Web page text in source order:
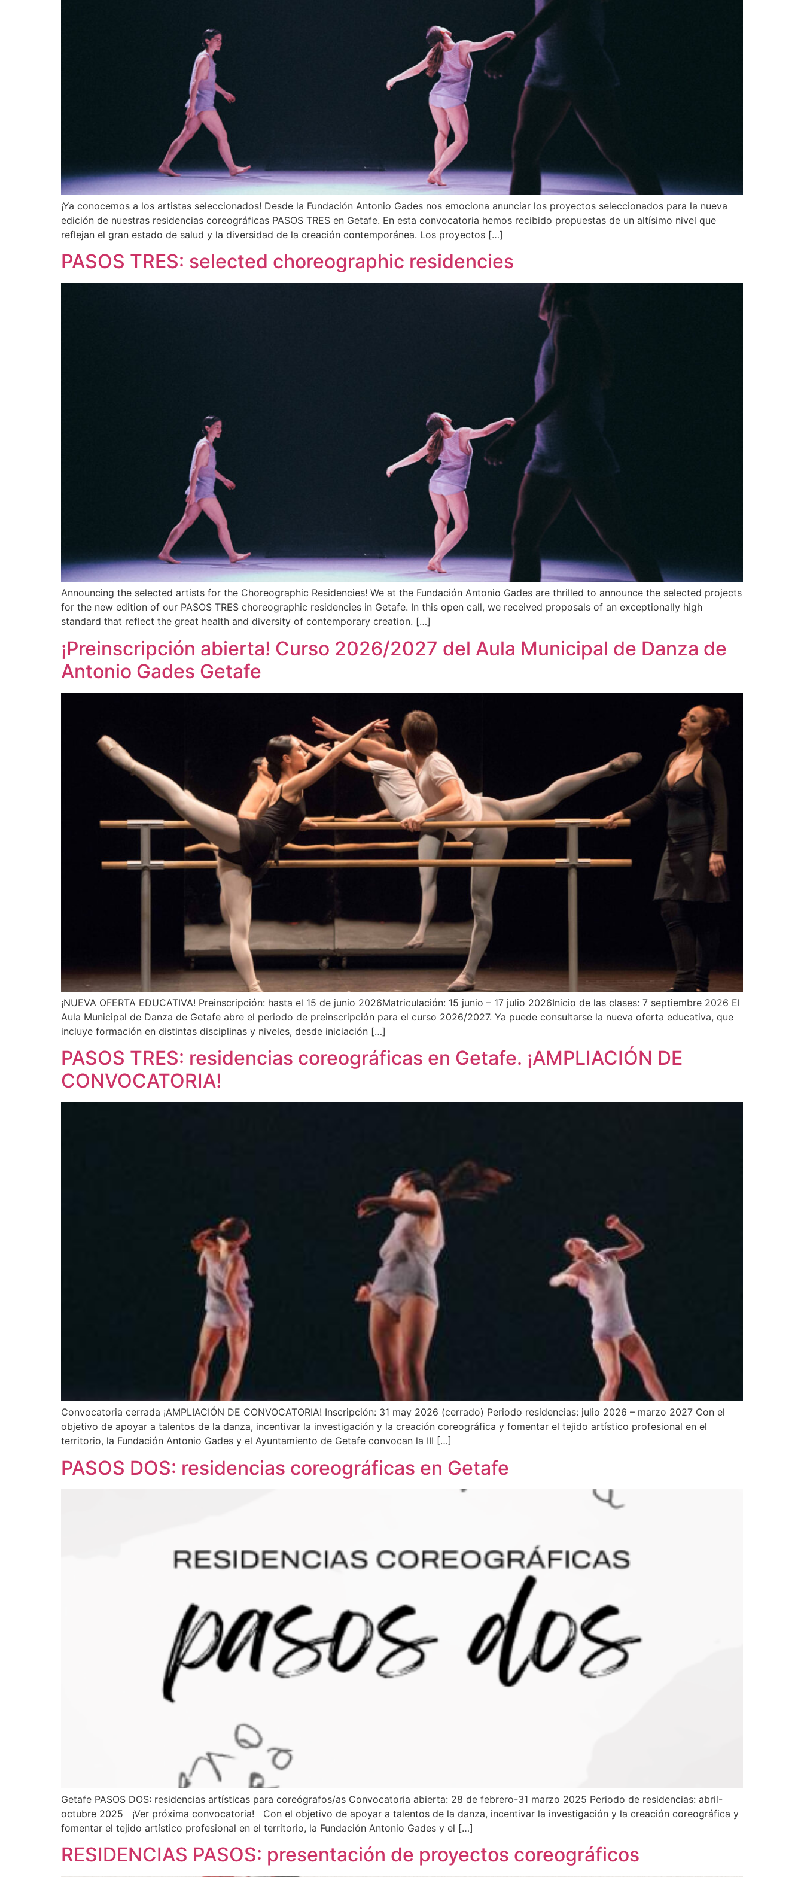
¡Ya conocemos a los artistas seleccionados! Desde la Fundación Antonio Gades nos emociona anunciar los proyectos seleccionados para la nueva
edición de nuestras residencias coreográficas PASOS TRES en Getafe. En esta convocatoria hemos recibido propuestas de un altísimo nivel que
reflejan el gran estado de salud y la diversidad de la creación contemporánea. Los proyectos […]
PASOS TRES: selected choreographic residencies
Announcing the selected artists for the Choreographic Residencies! We at the Fundación Antonio Gades are thrilled to announce the selected projects
for the new edition of our PASOS TRES choreographic residencies in Getafe. In this open call, we received proposals of an exceptionally high
standard that reflect the great health and diversity of contemporary creation. […]
¡Preinscripción abierta! Curso 2026/2027 del Aula Municipal de Danza de
Antonio Gades Getafe
¡NUEVA OFERTA EDUCATIVA! Preinscripción: hasta el 15 de junio 2026Matriculación: 15 junio – 17 julio 2026Inicio de las clases: 7 septiembre 2026 El
Aula Municipal de Danza de Getafe abre el periodo de preinscripción para el curso 2026/2027. Ya puede consultarse la nueva oferta educativa, que
incluye formación en distintas disciplinas y niveles, desde iniciación […]
PASOS TRES: residencias coreográficas en Getafe. ¡AMPLIACIÓN DE
CONVOCATORIA!
Convocatoria cerrada ¡AMPLIACIÓN DE CONVOCATORIA! Inscripción: 31 may 2026 (cerrado) Periodo residencias: julio 2026 – marzo 2027 Con el
objetivo de apoyar a talentos de la danza, incentivar la investigación y la creación coreográfica y fomentar el tejido artístico profesional en el
territorio, la Fundación Antonio Gades y el Ayuntamiento de Getafe convocan la III […]
PASOS DOS: residencias coreográficas en Getafe
Getafe PASOS DOS: residencias artísticas para coreógrafos/as Convocatoria abierta: 28 de febrero-31 marzo 2025 Periodo de residencias: abril-
octubre 2025 ¡Ver próxima convocatoria! Con el objetivo de apoyar a talentos de la danza, incentivar la investigación y la creación coreográfica y
fomentar el tejido artístico profesional en el territorio, la Fundación Antonio Gades y el […]
RESIDENCIAS PASOS: presentación de proyectos coreográficos